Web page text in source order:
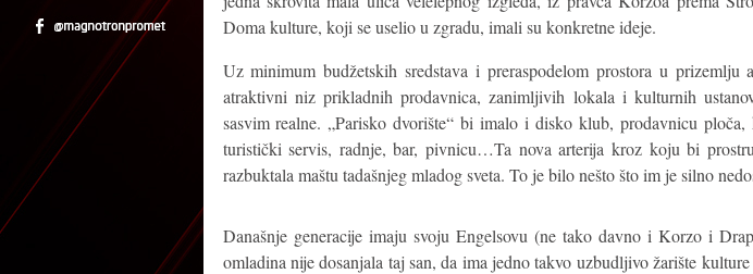
Doma kulture, koji se uselio u zgradu, imali su konkretne ideje.
Uz minimum budžetskih sredstava i preraspodelom prostora u prizemlju
atraktivni niz prikladnih prodavnica, zanimljivih lokala i kulturnih
sasvim realne. „Parisko dvorište“ bi imalo i disko klub, prodavnicu
turistički servis, radnje, bar, pivnicu…Ta nova arterija kroz koju bi
razbuktala maštu tadašnjeg mladog sveta. To je bilo nešto što im je silno
Današnje generacije imaju svoju Engelsovu (ne tako davno i Korzo i
omladina nije dosanjala taj san, da ima jedno takvo uzbudljivo žarište